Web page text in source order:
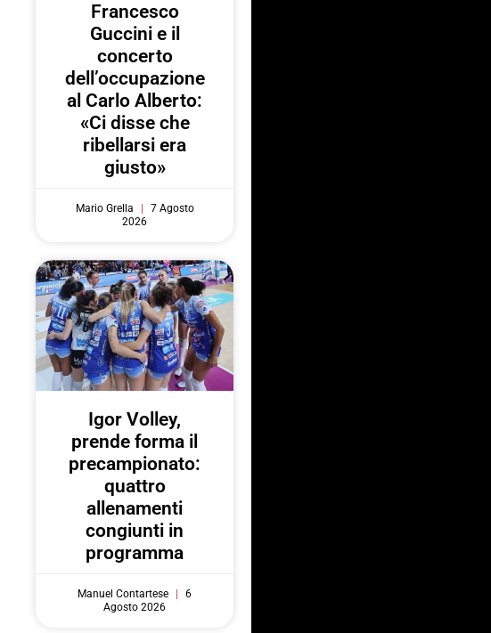
Francesco
Guccini e il
concerto
dell’occupazione
al Carlo Alberto:
«Ci disse che
ribellarsi era
giusto»
Mario Grella
7 Agosto
2026
Igor Volley,
prende forma il
precampionato:
quattro
allenamenti
congiunti in
programma
Manuel Contartese
6
Agosto 2026